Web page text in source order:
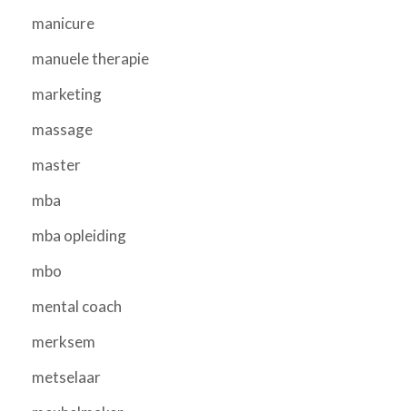
manicure
manuele therapie
marketing
massage
master
mba
mba opleiding
mbo
mental coach
merksem
metselaar